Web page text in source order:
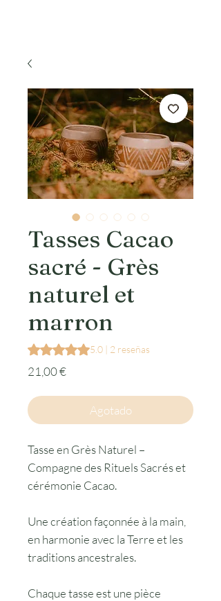
Tasses Cacao
sacré - Grès
naturel et
marron
Según 2 reseñas, la calificación es de
5.0 | 2 reseñas
21,00 €Precio
Agotado
Tasse en Grès Naturel –
Compagne des Rituels Sacrés et
cérémonie Cacao.
Une création façonnée à la main,
en harmonie avec la Terre et les
traditions ancestrales.
Chaque tasse est une pièce